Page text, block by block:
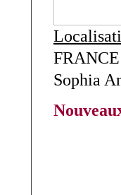
Sophia